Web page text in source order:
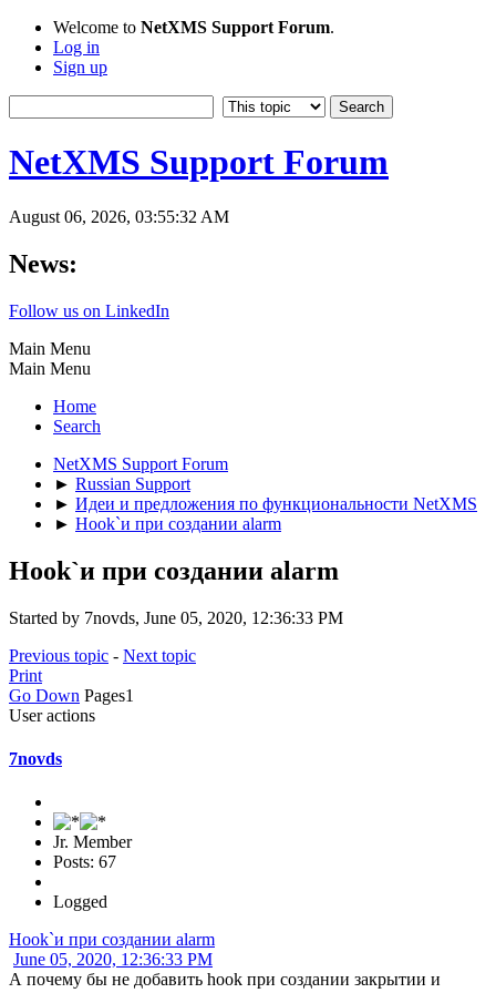
Welcome to NetXMS Support Forum.
Log in
Sign up
NetXMS Support Forum
August 06, 2026, 03:55:32 AM
News:
Follow us on LinkedIn
Main Menu
Main Menu
Home
Search
NetXMS Support Forum
► Russian Support
► Идеи и предложения по функциональности NetXMS
► Hook`и при создании alarm
Hook`и при создании alarm
Started by 7novds, June 05, 2020, 12:36:33 PM
Previous topic - Next topic
Print
Go Down Pages1
User actions
7novds
Jr. Member
Posts: 67
Logged
Hook`и при создании alarm
June 05, 2020, 12:36:33 PM
А почему бы не добавить hook при создании закрытии и